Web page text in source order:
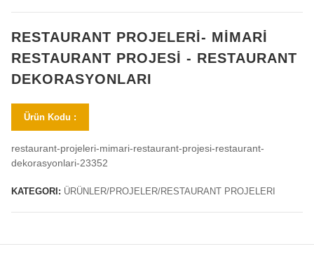
RESTAURANT PROJELERİ- MİMARİ
RESTAURANT PROJESİ - RESTAURANT
DEKORASYONLARI
Ürün Kodu :
restaurant-projeleri-mimari-restaurant-projesi-restaurant-
dekorasyonlari-23352
KATEGORI: ÜRÜNLER/PROJELER/RESTAURANT PROJELERI